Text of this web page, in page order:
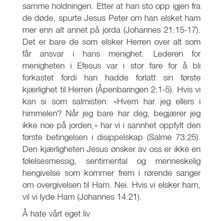
samme holdningen. Etter at han sto opp igjen fra
de døde, spurte Jesus Peter om han elsket ham
mer enn alt annet på jorda (Johannes 21:15-17).
Det er bare de som elsker Herren over alt som
får ansvar i hans menighet. Lederen for
menigheten i Efesus var i stor fare for å bli
forkastet fordi han hadde forlatt sin første
kjærlighet til Herren (Åpenbaringen 2:1-5). Hvis vi
kan si som salmisten: «Hvem har jeg ellers i
himmelen? Når jeg bare har deg, begjærer jeg
ikke noe på jorden,» har vi i sannhet oppfylt den
første betingelsen i disippelskap (Salme 73:25).
Den kjærligheten Jesus ønsker av oss er ikke en
følelsesmessig, sentimental og menneskelig
hengivelse som kommer frem i rørende sanger
om overgivelsen til Ham. Nei. Hvis vi elsker ham,
vil vi lyde Ham (Johannes 14:21).
Å hate vårt eget liv